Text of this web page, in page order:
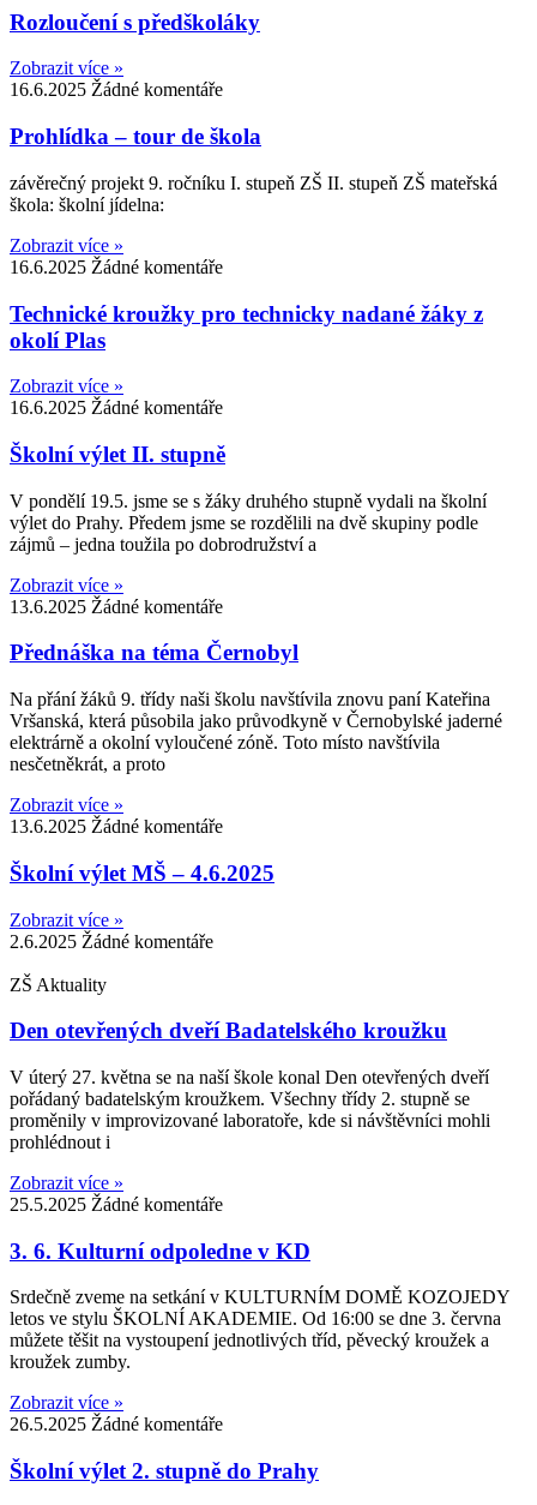
Rozloučení s předškoláky
Zobrazit více »
16.6.2025 Žádné komentáře
Prohlídka – tour de škola
závěrečný projekt 9. ročníku I. stupeň ZŠ II. stupeň ZŠ mateřská
škola: školní jídelna:
Zobrazit více »
16.6.2025 Žádné komentáře
Technické kroužky pro technicky nadané žáky z
okolí Plas
Zobrazit více »
16.6.2025 Žádné komentáře
Školní výlet II. stupně
V pondělí 19.5. jsme se s žáky druhého stupně vydali na školní
výlet do Prahy. Předem jsme se rozdělili na dvě skupiny podle
zájmů – jedna toužila po dobrodružství a
Zobrazit více »
13.6.2025 Žádné komentáře
Přednáška na téma Černobyl
Na přání žáků 9. třídy naši školu navštívila znovu paní Kateřina
Vršanská, která působila jako průvodkyně v Černobylské jaderné
elektrárně a okolní vyloučené zóně. Toto místo navštívila
nesčetněkrát, a proto
Zobrazit více »
13.6.2025 Žádné komentáře
Školní výlet MŠ – 4.6.2025
Zobrazit více »
2.6.2025 Žádné komentáře
ZŠ Aktuality
Den otevřených dveří Badatelského kroužku
V úterý 27. května se na naší škole konal Den otevřených dveří
pořádaný badatelským kroužkem. Všechny třídy 2. stupně se
proměnily v improvizované laboratoře, kde si návštěvníci mohli
prohlédnout i
Zobrazit více »
25.5.2025 Žádné komentáře
3. 6. Kulturní odpoledne v KD
Srdečně zveme na setkání v KULTURNÍM DOMĚ KOZOJEDY
letos ve stylu ŠKOLNÍ AKADEMIE. Od 16:00 se dne 3. června
můžete těšit na vystoupení jednotlivých tříd, pěvecký kroužek a
kroužek zumby.
Zobrazit více »
26.5.2025 Žádné komentáře
Školní výlet 2. stupně do Prahy